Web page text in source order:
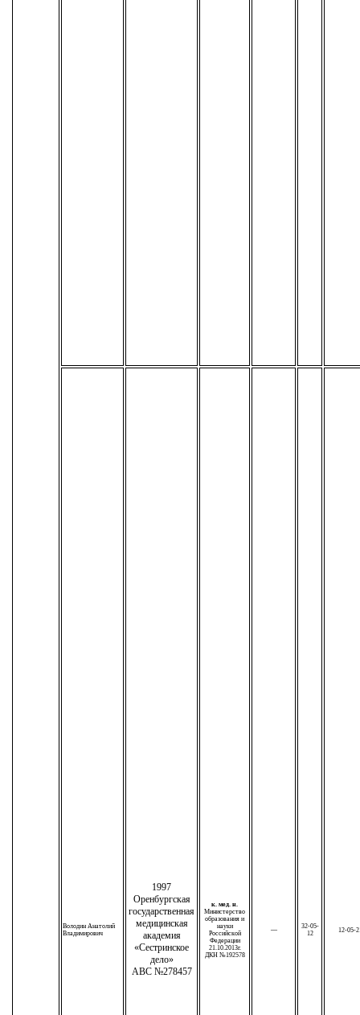
Володин Анатолий
Владимирович
1997
Оренбургская
государственная
медицинская
академия
«Сестринское
дело»
АВС №278457
к. мед. н.
Министерство
образования и
науки
Российской
Федерации
21.10.2013г.
ДКН №192578
—
32-05-
12
12-05-